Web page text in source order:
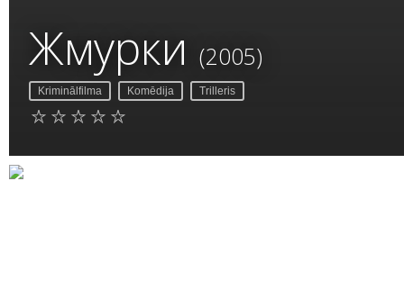
Жмурки (2005)
Kriminālfilma Komēdija Trilleris